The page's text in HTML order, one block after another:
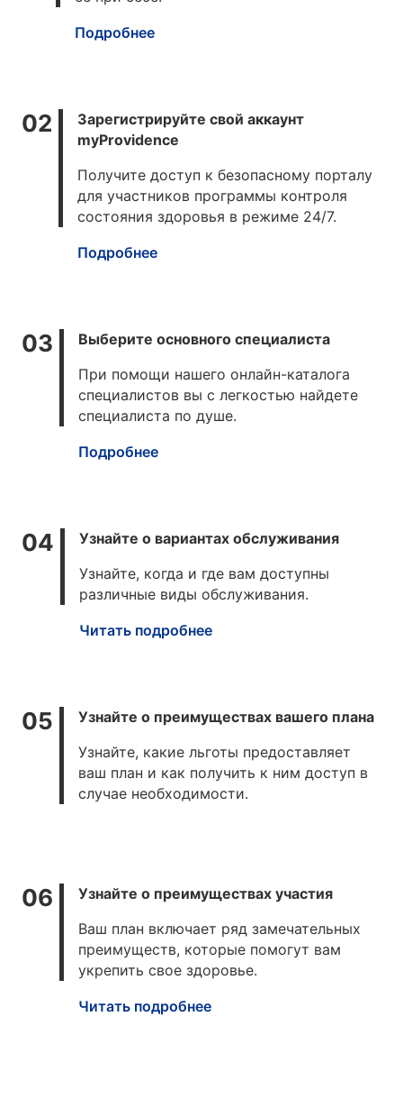
Подробнее
Зарегистрируйте свой аккаунт
myProvidence
Получите доступ к безопасному порталу
для участников программы контроля
состояния здоровья в режиме 24/7.
Подробнее
Выберите основного специалиста
При помощи нашего онлайн-каталога
специалистов вы с легкостью найдете
специалиста по душе.
Подробнее
Узнайте о вариантах обслуживания
Узнайте, когда и где вам доступны
различные виды обслуживания.
Читать подробнее
Узнайте о преимуществах вашего плана
Узнайте, какие льготы предоставляет
ваш план и как получить к ним доступ в
случае необходимости.
Узнайте о преимуществах участия
Ваш план включает ряд замечательных
преимуществ, которые помогут вам
укрепить свое здоровье.
Читать подробнее